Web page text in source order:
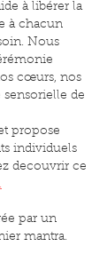
à libérer la
à chacun
Nous
cœurs, nos
de
propose
individuels
decouvrir ce
par un
mantra.